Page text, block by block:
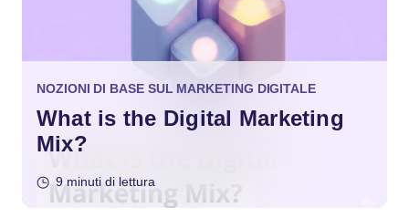
NOZIONI DI BASE SUL MARKETING DIGITALE
What is the Digital Marketing
Mix?
9 minuti di lettura